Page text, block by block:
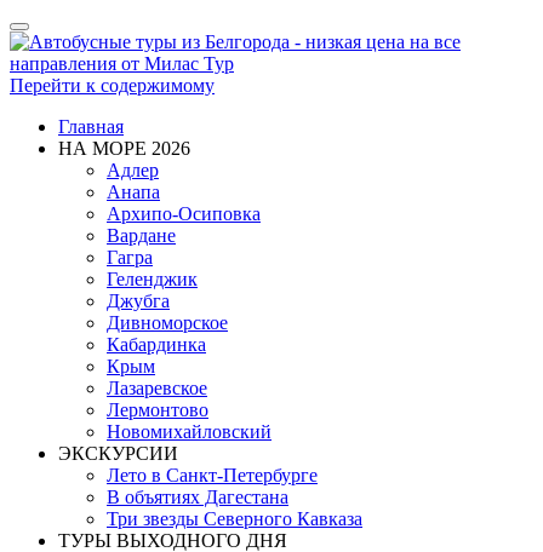
Показать/
Скрыть
навигацию
Перейти к содержимому
Главная
НА МОРЕ 2026
Адлер
Анапа
Архипо-Осиповка
Вардане
Гагра
Геленджик
Джубга
Дивноморское
Кабардинка
Крым
Лазаревское
Лермонтово
Новомихайловский
ЭКСКУРСИИ
Лето в Санкт-Петербурге
В объятиях Дагестана
Три звезды Северного Кавказа
ТУРЫ ВЫХОДНОГО ДНЯ